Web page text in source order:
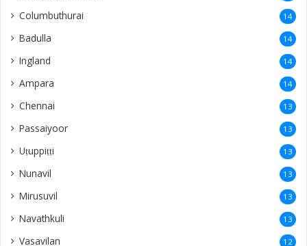
Columbuthurai 14
Badulla 14
Ingland 14
Ampara 14
Chennai 13
Passaiyoor 13
Uṭuppiṭṭi 13
Nunavil 13
Mirusuvil 13
Navathkuli 13
Vasavilan 12